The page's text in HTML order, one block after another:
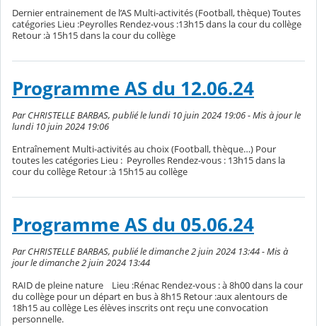
Dernier entrainement de l’AS Multi-activités (Football, thèque) Toutes
catégories Lieu :Peyrolles Rendez-vous :13h15 dans la cour du collège
Retour :à 15h15 dans la cour du collège
Programme AS du 12.06.24
Par CHRISTELLE BARBAS, publié le lundi 10 juin 2024 19:06 - Mis à jour le
lundi 10 juin 2024 19:06
Entraînement Multi-activités au choix (Football, thèque…) Pour
toutes les catégories Lieu : Peyrolles Rendez-vous : 13h15 dans la
cour du collège Retour :à 15h15 au collège
Programme AS du 05.06.24
Par CHRISTELLE BARBAS, publié le dimanche 2 juin 2024 13:44 - Mis à
jour le dimanche 2 juin 2024 13:44
RAID de pleine nature Lieu :Rénac Rendez-vous : à 8h00 dans la cour
du collège pour un départ en bus à 8h15 Retour :aux alentours de
18h15 au collège Les élèves inscrits ont reçu une convocation
personnelle.